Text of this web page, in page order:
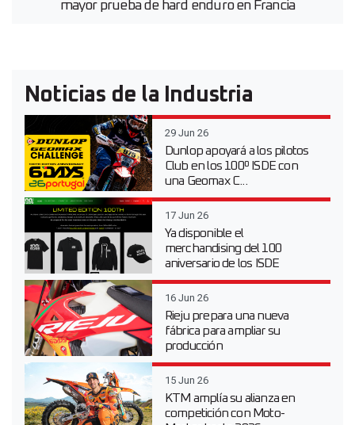
mayor prueba de hard enduro en Francia
Noticias de la Industria
29 Jun 26
Dunlop apoyará a los pilotos
Club en los 100º ISDE con
una Geomax C...
17 Jun 26
Ya disponible el
merchandising del 100
aniversario de los ISDE
16 Jun 26
Rieju prepara una nueva
fábrica para ampliar su
producción
15 Jun 26
KTM amplía su alianza en
competición con Moto-